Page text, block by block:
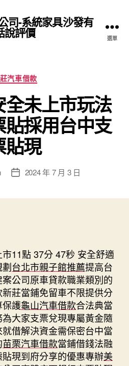
司-系統家具沙發有
說評價 選單
分
類
汽車借款
未上市玩法
採用台中支
貼現
文 2024 年 7 月 3 日
11點 37分 47秒 安全舒適
台北市親子館推薦提高台
公司原車貸款職業類別的
莊當鋪免留車不限提供分
護龜山汽車借款合法典當
大家支票兌現專屬黃金隨
借解決資金需保密台中當
苗栗汽車借款當鋪借錢法融
現到府分享的優惠專辦美